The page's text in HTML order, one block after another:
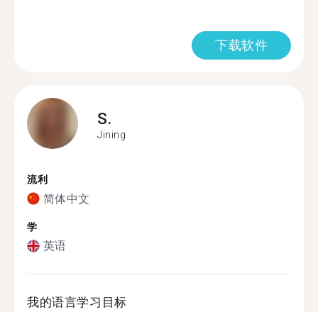
下载软件
S.
Jining
流利
简体中文
学
英语
我的语言学习目标